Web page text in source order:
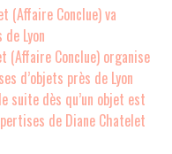
(Affaire Conclue) va
Lyon
(Affaire Conclue) organise
d’objets près de Lyon
suite dès qu’un objet est
de Diane Chatelet